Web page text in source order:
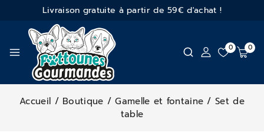
Livraison gratuite à partir de 59€ d'achat !
0 0
Accueil / Boutique / Gamelle et fontaine / Set de
table